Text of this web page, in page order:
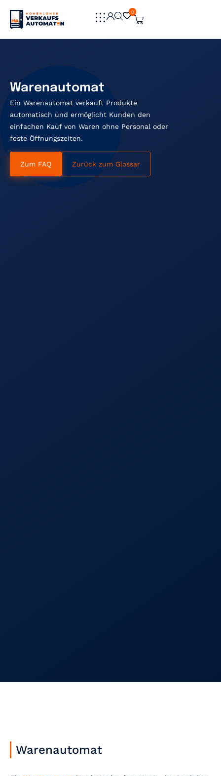
0
0
Warenautomat
Ein Warenautomat verkauft Produkte
automatisch und ermöglicht Kunden den
einfachen Kauf von Waren ohne Personal oder
feste Öffnungszeiten.
Zum FAQ Zurück zum Glossar
Warenautomat